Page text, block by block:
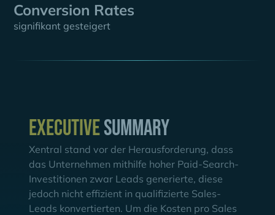
Conversion Rates
signifikant gesteigert
Executivesummary
Xentral stand vor der Herausforderung, dass
das Unternehmen mithilfe hoher Paid-Search-
Investitionen zwar Leads generierte, diese
jedoch nicht effizient in qualifizierte Sales-
Leads konvertierten. Um die Kosten pro Sales